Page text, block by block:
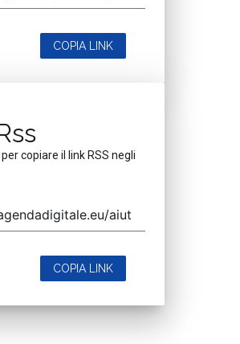
COPIA LINK
copiare il link RSS negli
COPIA LINK